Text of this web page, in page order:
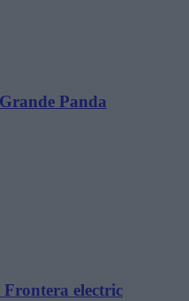
Panda
electric